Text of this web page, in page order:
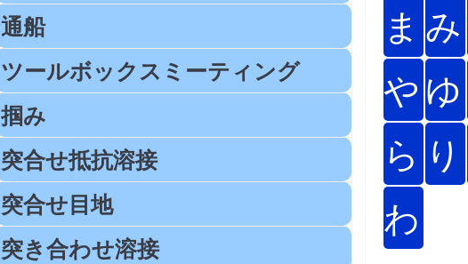
通船
ツールボックスミーティング
掴み
突合せ抵抗溶接
突合せ目地
突き合わせ溶接
ま み
や ゆ
ら り
わ